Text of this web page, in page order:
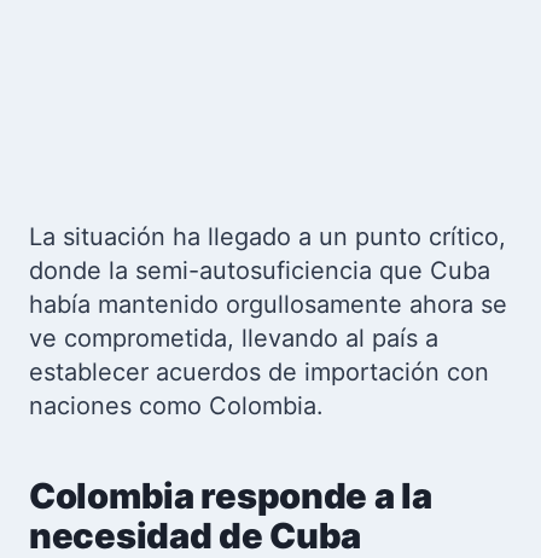
La situación ha llegado a un punto crítico,
donde la semi-autosuficiencia que Cuba
había mantenido orgullosamente ahora se
ve comprometida, llevando al país a
establecer acuerdos de importación con
naciones como Colombia.
Colombia responde a la
necesidad de Cuba